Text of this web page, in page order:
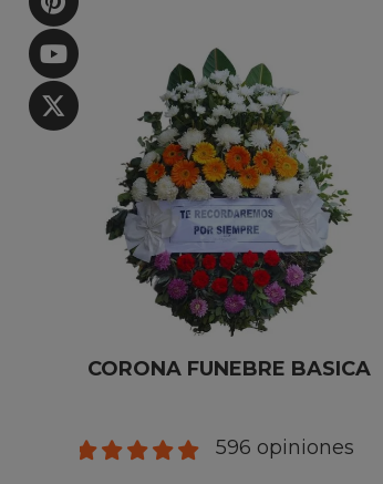
CORONA FUNEBRE BASICA
596 opiniones